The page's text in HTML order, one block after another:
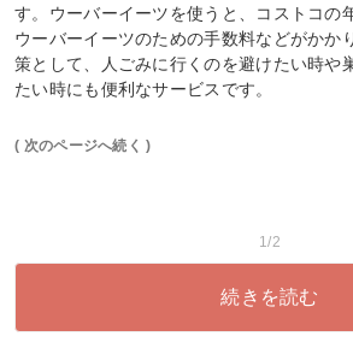
す。ウーバーイーツを使うと、コストコの
ウーバーイーツのための手数料などがかか
策として、人ごみに行くのを避けたい時や
たい時にも便利なサービスです。
( 次のページへ続く )
1/2
続きを読む